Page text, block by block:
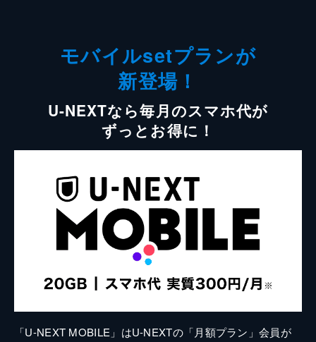
モバイルsetプランが
新登場！
U-NEXTなら毎月のスマホ代が
ずっとお得に！
「U-NEXT MOBILE」はU-NEXTの「月額プラン」会員が